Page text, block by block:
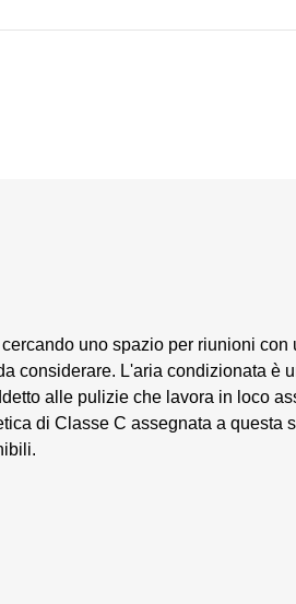
uno spazio per riunioni con
considerare. L'aria condizionata è
alle pulizie che lavora in loco
di Classe C assegnata a questa